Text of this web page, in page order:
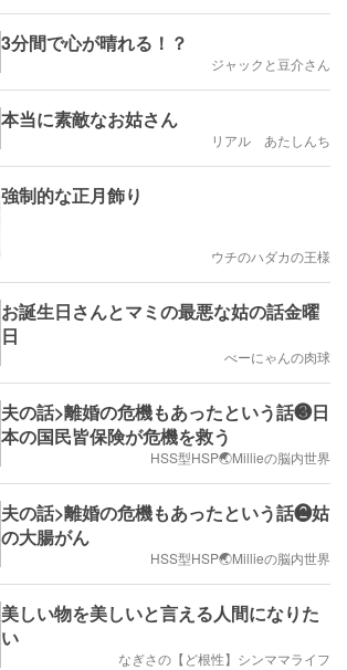
3分間で心が晴れる！？
ジャックと豆介さん
本当に素敵なお姑さん
リアル あたしんち
強制的な正月飾り
ウチのハダカの王様
お誕生日さんとマミの最悪な姑の話金曜
日
べーにゃんの肉球
夫の話>離婚の危機もあったという話❸日
本の国民皆保険が危機を救う
HSS型HSP🌏Millieの脳内世界
夫の話>離婚の危機もあったという話❷姑
の大腸がん
HSS型HSP🌏Millieの脳内世界
美しい物を美しいと言える人間になりた
い
なぎさの【ど根性】シンママライフ